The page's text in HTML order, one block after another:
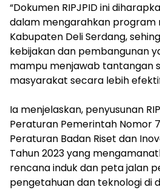
‎“Dokumen RIPJPID ini
dalam mengarahkan program
Kabupaten Deli Serdang,
kebijakan dan pembangunan
mampu menjawab tantangan
masyarakat secara lebih
‎Ia menjelaskan, penyusunan
Peraturan Pemerintah Nomor
Peraturan Badan Riset dan
Tahun 2023 yang
rencana induk dan peta jalan
pengetahuan dan teknologi di